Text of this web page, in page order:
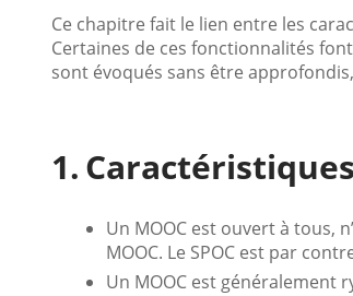
Ce chapitre fait le lien entre les
Certaines de ces fonctionnalités
sont évoqués sans être
Caractéristiques
Un MOOC est ouvert à tous,
MOOC. Le SPOC est par
Un MOOC est généralement